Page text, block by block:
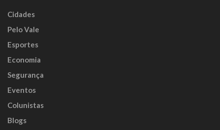
Cidades
Pelo Vale
Esportes
Economia
Segurança
Eventos
Colunistas
Blogs